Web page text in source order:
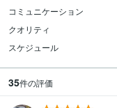
コミュニケーション
クオリティ
スケジュール
35件の評価